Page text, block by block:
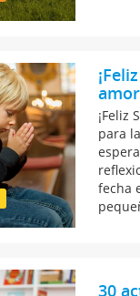
¡Feliz
para
fecha
30